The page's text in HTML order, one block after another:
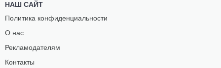
НАШ САЙТ
Политика конфиденциальности
О нас
Рекламодателям
Контакты